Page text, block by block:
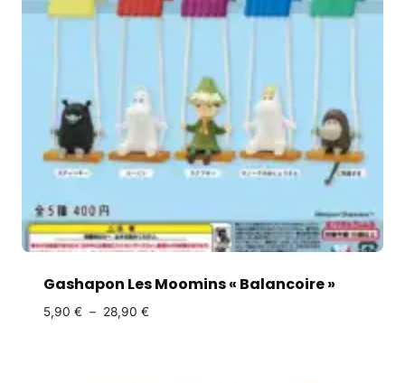
Gashapon Les Moomins « Balancoire »
5,90 € – 28,90 €